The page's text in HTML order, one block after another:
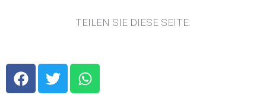
TEILEN SIE DIESE SEITE:
F
a
T
w
W
h